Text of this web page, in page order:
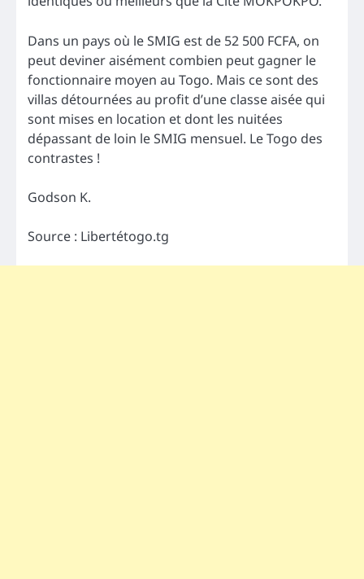
Dans un pays où le SMIG est de 52 500 FCFA, on
peut deviner aisément combien peut gagner le
fonctionnaire moyen au Togo. Mais ce sont des
villas détournées au profit d’une classe aisée qui
sont mises en location et dont les nuitées
dépassant de loin le SMIG mensuel. Le Togo des
contrastes !
Godson K.
Source : Libertétogo.tg